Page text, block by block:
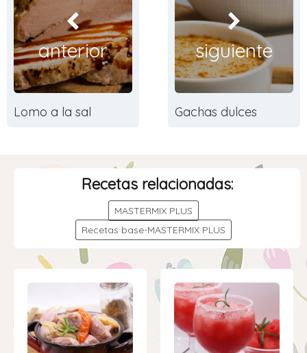
anterior
Lomo a la sal
siguiente
Gachas dulces
Recetas relacionadas:
MASTERMIX PLUS
Recetas base-MASTERMIX PLUS